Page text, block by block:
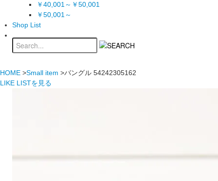
￥40,001～￥50,001
￥50,001～
Shop List
HOME >Small item >バングル 54242305162
LIKE LISTを見る